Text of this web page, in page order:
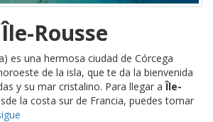
Rousse
es una hermosa ciudad de Córcega
de la isla, que te da la bienvenida
y su mar cristalino. Para llegar aÎle-
la costa sur de Francia, puedes tomar